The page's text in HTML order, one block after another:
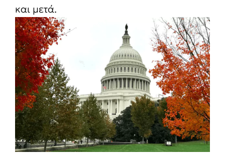
και μετά.